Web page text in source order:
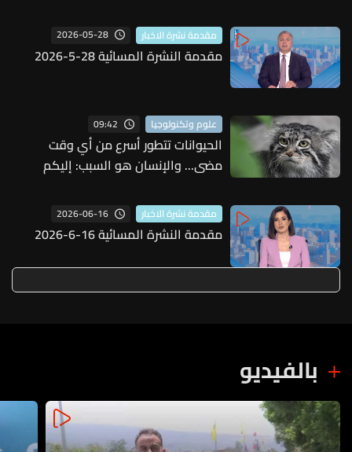
مقدمة نشرة الاخبار 2026-05-28
مقدمة النشرة المسائية 28-5-2026
علوم وتكنولوجيا 09:42
الحيوانات تتطور أسرع من أي وقت
مضى... والإنسان هو السبب: إليكم
مقدمة نشرة الاخبار 2026-06-16
مقدمة النشرة المسائية 16-6-2026
بالفيديو